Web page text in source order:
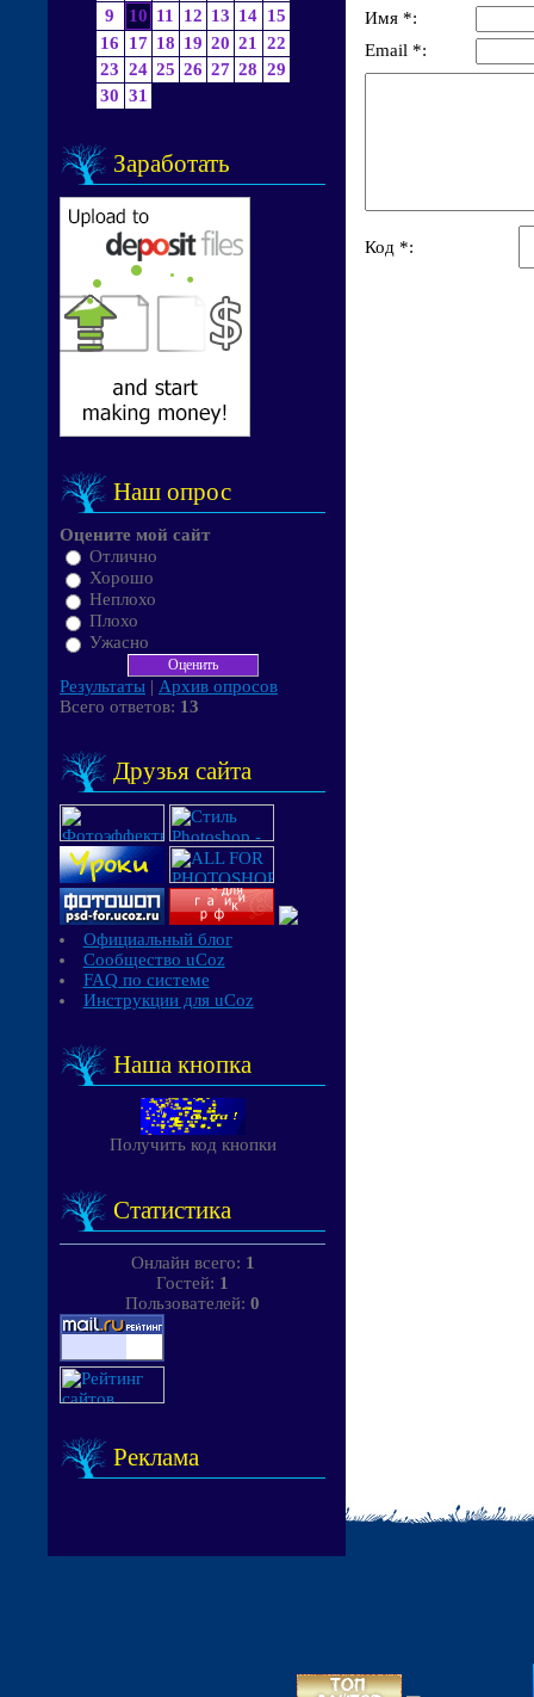
9
10 11 12 13 14 15
16
17 18 19 20 21
22
23 24 25 26 27 28 29
30 31
Заработать
Наш опрос
Оцените мой сайт
Отлично
Хорошо
Неплохо
Плохо
Ужасно
Результаты | Архив опросов
Всего ответов: 13
Друзья сайта
Официальный блог
Сообщество uCoz
FAQ по системе
Инструкции для uCoz
Наша кнопка
Получить код кнопки
Статистика
Онлайн всего: 1
Гостей: 1
Пользователей: 0
Реклама
Имя *:
Email *:
Код *: